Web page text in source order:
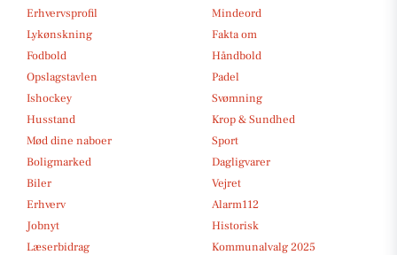
Erhvervsprofil
Mindeord
Lykønskning
Fakta om
Fodbold
Håndbold
Opslagstavlen
Padel
Ishockey
Svømning
Husstand
Krop & Sundhed
Mød dine naboer
Sport
Boligmarked
Dagligvarer
Biler
Vejret
Erhverv
Alarm112
Jobnyt
Historisk
Læserbidrag
Kommunalvalg 2025